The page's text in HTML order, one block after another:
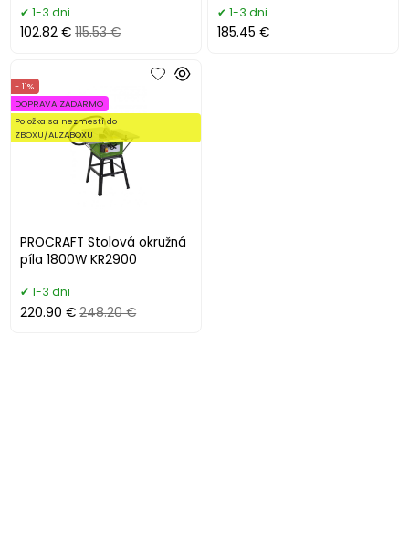
1-3 dni
102.82 € 115.53 €
1-3 dni
185.45 €
PROCRAFT Stolová okružná
píla 1800W KR2900
- 11%
DOPRAVA ZADARMO
Položka sa nezmestí do
ZBOXU/ALZABOXU
1-3 dni
220.90 € 248.20 €